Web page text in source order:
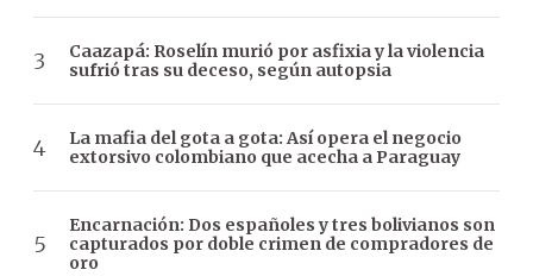
Caazapá: Roselín murió por asfixia y la violencia
sufrió tras su deceso, según autopsia
La mafia del gota a gota: Así opera el negocio
extorsivo colombiano que acecha a Paraguay
Encarnación: Dos españoles y tres bolivianos son
capturados por doble crimen de compradores de
oro